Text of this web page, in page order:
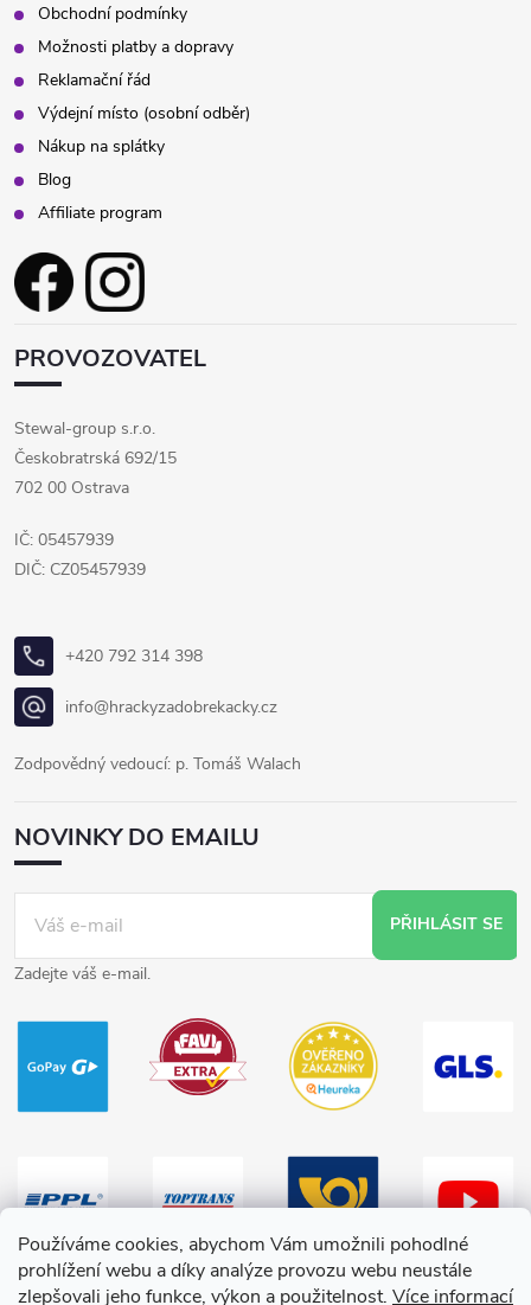
Používáme cookies, abychom Vám umožnili pohodlné
prohlížení webu a díky analýze provozu webu neustále
zlepšovali jeho funkce, výkon a použitelnost. Více informací
Obchodní podmínky
Možnosti platby a dopravy
Reklamační řád
Výdejní místo (osobní odběr)
Nákup na splátky
Blog
Affiliate program
PROVOZOVATEL
Stewal-group s.r.o.
Českobratrská 692/15
702 00 Ostrava
IČ: 05457939
DIČ: CZ05457939
+420 792 314 398
info@hrackyzadobrekacky.cz
Zodpovědný vedoucí: p. Tomáš Walach
NOVINKY DO EMAILU
PŘIHLÁSIT SE
Zadejte váš e-mail.